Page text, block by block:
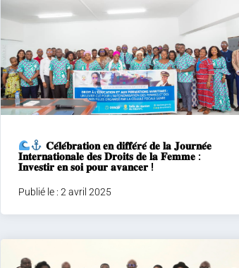
𝐂𝐞́𝐥𝐞́𝐛𝐫𝐚𝐭𝐢𝐨𝐧 𝐞𝐧 𝐝𝐢𝐟𝐟𝐞́𝐫𝐞́ 𝐝𝐞 𝐥𝐚 𝐉𝐨𝐮𝐫𝐧𝐞́𝐞
𝐈𝐧𝐭𝐞𝐫𝐧𝐚𝐭𝐢𝐨𝐧𝐚𝐥𝐞 𝐝𝐞𝐬 𝐃𝐫𝐨𝐢𝐭𝐬 𝐝𝐞 𝐥𝐚 𝐅𝐞𝐦𝐦𝐞 :
𝐈𝐧𝐯𝐞𝐬𝐭𝐢𝐫 𝐞𝐧 𝐬𝐨𝐢 𝐩𝐨𝐮𝐫 𝐚𝐯𝐚𝐧𝐜𝐞𝐫 !
Publié le : 2 avril 2025